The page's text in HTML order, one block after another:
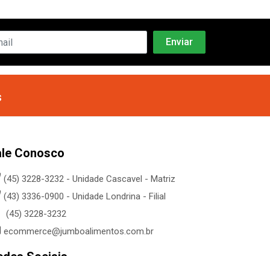
Conosco
(45) 3228-3232 - Unidade Cascavel - Matriz
(43) 3336-0900 - Unidade Londrina - Filial
(45) 3228-3232
ecommerce@jumboalimentos.com.br